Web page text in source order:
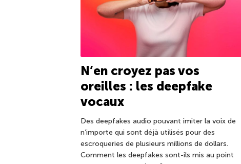
N’en croyez pas vos
oreilles : les deepfake
vocaux
Des deepfakes audio pouvant imiter la voix de
n’importe qui sont déjà utilisés pour des
escroqueries de plusieurs millions de dollars.
Comment les deepfakes sont-ils mis au point